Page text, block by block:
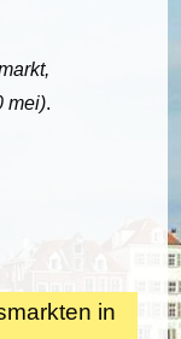
mei).
in